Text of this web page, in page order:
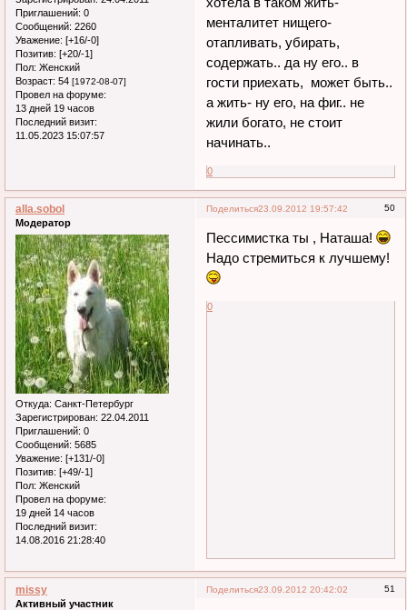
Приглашений: 0
Сообщений: 2260
Уважение: [+16/-0]
Позитив: [+20/-1]
Пол: Женский
Возраст: 54 [1972-08-07]
Провел на форуме:
13 дней 19 часов
Последний визит:
11.05.2023 15:07:57
менталитет нищего-
отапливать, убирать,
содержать.. да ну его.. в
гости приехать, может быть..
а жить- ну его, на фиг.. не
жили богато, не стоит
начинать..
0
Поделиться 50
23.09.2012 19:57:42
alla.sobol
Модератор
Откуда: Санкт-Петербург
Зарегистрирован: 22.04.2011
Приглашений: 0
Сообщений: 5685
Уважение: [+131/-0]
Позитив: [+49/-1]
Пол: Женский
Провел на форуме:
19 дней 14 часов
Последний визит:
14.08.2016 21:28:40
Пессимистка ты , Наташа!
Надо стремиться к лучшему!
0
Поделиться 51
23.09.2012 20:42:02
missy
Активный участник